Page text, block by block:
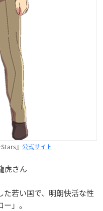
』 公式サイト
虎さん
若い国で、明朗快活な性
」。